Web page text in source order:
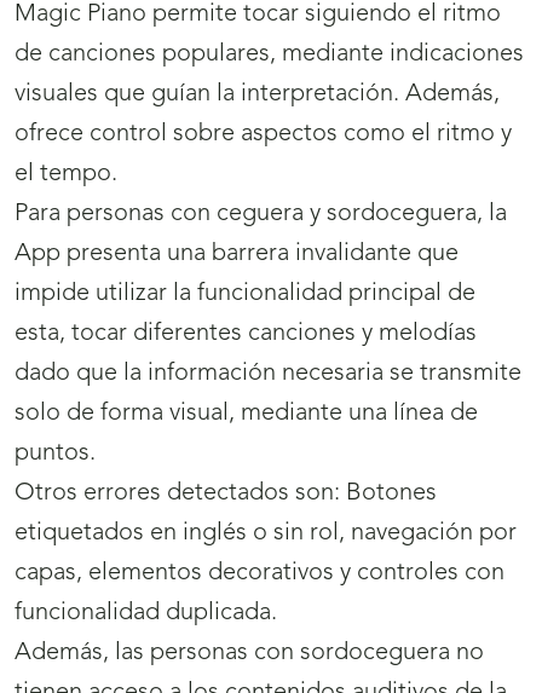
Magic Piano permite tocar siguiendo el ritmo
de canciones populares, mediante indicaciones
visuales que guían la interpretación. Además,
ofrece control sobre aspectos como el ritmo y
el tempo.
Para personas con ceguera y sordoceguera, la
App presenta una barrera invalidante que
impide utilizar la funcionalidad principal de
esta, tocar diferentes canciones y melodías
dado que la información necesaria se transmite
solo de forma visual, mediante una línea de
puntos.
Otros errores detectados son: Botones
etiquetados en inglés o sin rol, navegación por
capas, elementos decorativos y controles con
funcionalidad duplicada.
Además, las personas con sordoceguera no